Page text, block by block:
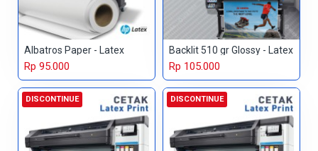
Albatros Paper - Latex
Rp 95.000
Backlit 510 gr Glossy - Latex
Rp 105.000
DISCONTINUE DISCONTINUE